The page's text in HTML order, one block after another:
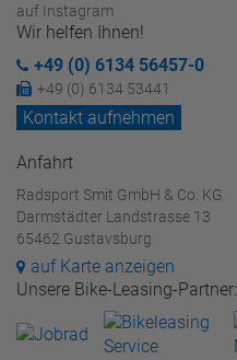
auf Instagram
Wir helfen Ihnen!
+49 (0) 6134 56457-0
+49 (0) 6134 53441
Kontakt aufnehmen
Anfahrt
Radsport Smit GmbH & Co. KG
Darmstädter Landstrasse 13
65462 Gustavsburg
auf Karte anzeigen
Unsere Bike-Leasing-Partner: